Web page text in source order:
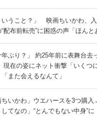
いうこと？」 映画ちいかわ、
“配布前転売”に困惑の声「ほんと
年ぶり？」 約25年前に表舞台去
現在の姿にネット衝撃「いくつ
また会えるなんて」
ちいかわ」ウエハースを3つ購
してなの」“とんでもない中身”